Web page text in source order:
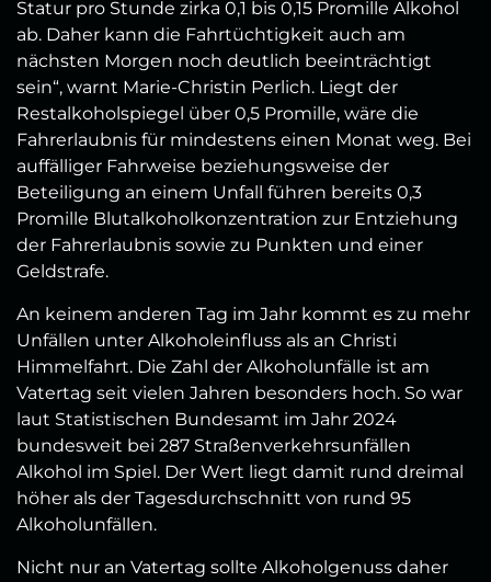
Statur pro Stunde zirka 0,1 bis 0,15 Promille Alkohol
ab. Daher kann die Fahrtüchtigkeit auch am
nächsten Morgen noch deutlich beeinträchtigt
sein“, warnt Marie-Christin Perlich. Liegt der
Restalkoholspiegel über 0,5 Promille, wäre die
Fahrerlaubnis für mindestens einen Monat weg. Bei
auffälliger Fahrweise beziehungsweise der
Beteiligung an einem Unfall führen bereits 0,3
Promille Blutalkoholkonzentration zur Entziehung
der Fahrerlaubnis sowie zu Punkten und einer
Geldstrafe.
An keinem anderen Tag im Jahr kommt es zu mehr
Unfällen unter Alkoholeinfluss als an Christi
Himmelfahrt. Die Zahl der Alkoholunfälle ist am
Vatertag seit vielen Jahren besonders hoch. So war
laut Statistischen Bundesamt im Jahr 2024
bundesweit bei 287 Straßenverkehrsunfällen
Alkohol im Spiel. Der Wert liegt damit rund dreimal
höher als der Tagesdurchschnitt von rund 95
Alkoholunfällen.
Nicht nur an Vatertag sollte Alkoholgenuss daher